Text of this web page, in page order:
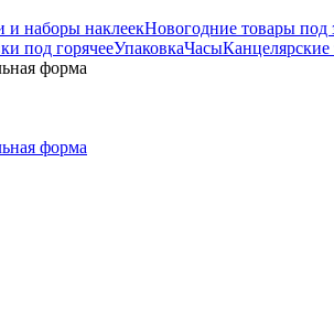
и наборы наклеекНовогодние товары под
под горячееУпаковкаЧасы
форма